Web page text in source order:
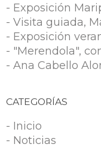
- Exposición
- Visita guiada,
- Exposición
- "Merendola",
- Ana Cabello
CATEGORÍAS
- Inicio
- Noticias